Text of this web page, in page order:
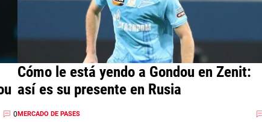
0
Cómo le está yendo a Gondou en Zenit:
así es su presente en Rusia
MERCADO DE PASES